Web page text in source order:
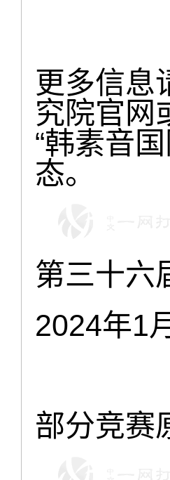
更多信息
究院官网
“韩素音
态。
第三十六
2024年1
部分竞赛